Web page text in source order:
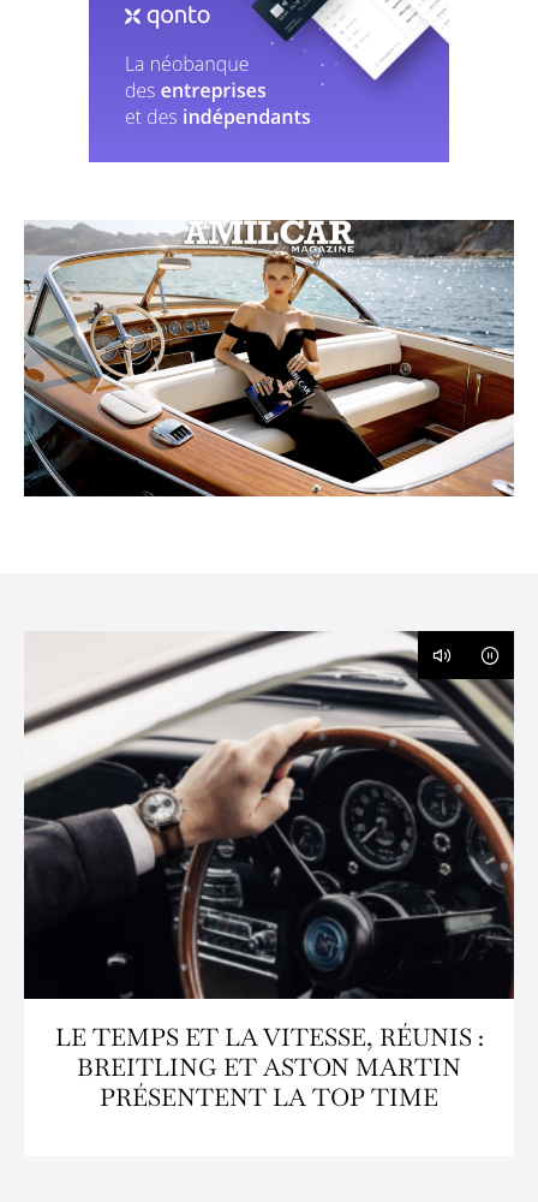
LE TEMPS ET LA VITESSE, RÉUNIS :
BREITLING ET ASTON MARTIN
PRÉSENTENT LA TOP TIME